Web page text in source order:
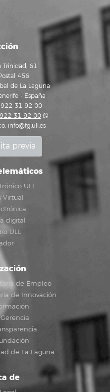
Trinidad, 61
456
de La Laguna
- España
922 31 92 00
31 92 00
info@fg.ull.es
previa
ULL
Virtual
digital
ULL
de Empleo
de Innovación
de La Laguna
de